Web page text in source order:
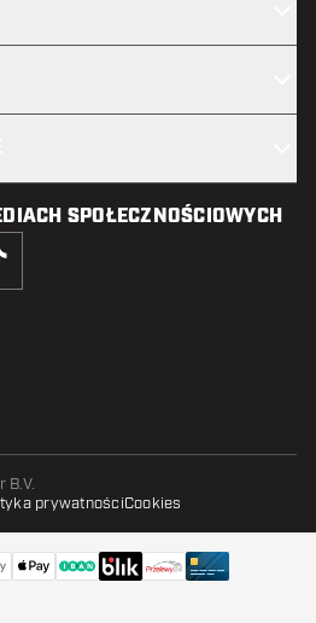
SPOŁECZNOŚCIOWYCH
B.V.
prywatnościCookies